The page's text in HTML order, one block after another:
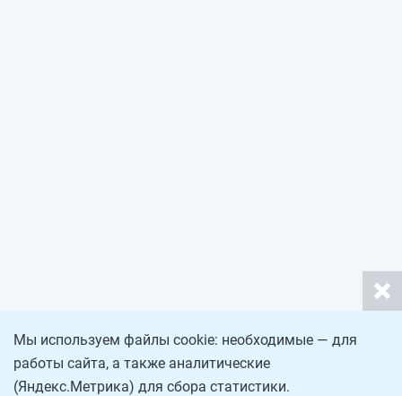
Мы используем файлы cookie: необходимые — для
работы сайта, а также аналитические
(Яндекс.Метрика) для сбора статистики.